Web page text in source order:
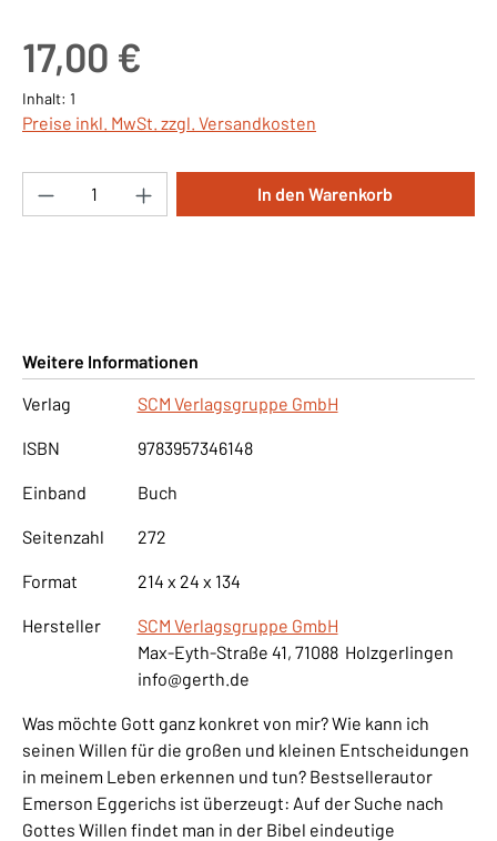
17,00 €
Inhalt: 1
Preise inkl. MwSt. zzgl. Versandkosten
Produkt Anzahl: Gib den gewünschten
In den Warenkorb
Weitere Informationen
Verlag
SCM Verlagsgruppe GmbH
ISBN 9783957346148
Einband Buch
Seitenzahl 272
Format 214 x 24 x 134
Hersteller
SCM Verlagsgruppe GmbH
Max-Eyth-Straße 41, 71088 Holzgerlingen
info@gerth.de
Was möchte Gott ganz konkret von mir? Wie kann ich
seinen Willen für die großen und kleinen Entscheidungen
in meinem Leben erkennen und tun? Bestsellerautor
Emerson Eggerichs ist überzeugt: Auf der Suche nach
Gottes Willen findet man in der Bibel eindeutige